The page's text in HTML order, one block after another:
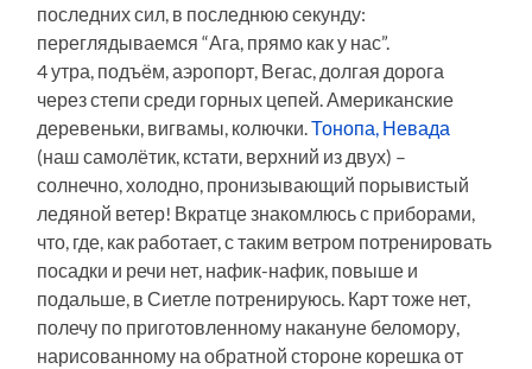
последних сил, в последнюю секунду:
переглядываемся “Ага, прямо как у нас”.
4 утра, подъём, аэропорт, Вегас, долгая дорога
через степи среди горных цепей. Американские
деревеньки, вигвамы, колючки.Тонопа, Невада
(наш самолётик, кстати, верхний из двух) –
солнечно, холодно, пронизывающий порывистый
ледяной ветер! Вкратце знакомлюсь с приборами,
что, где, как работает, с таким ветром потренировать
посадки и речи нет, нафик-нафик, повыше и
подальше, в Сиетле потренируюсь. Карт тоже нет,
полечу по приготовленному накануне беломору,
нарисованному на обратной стороне корешка от